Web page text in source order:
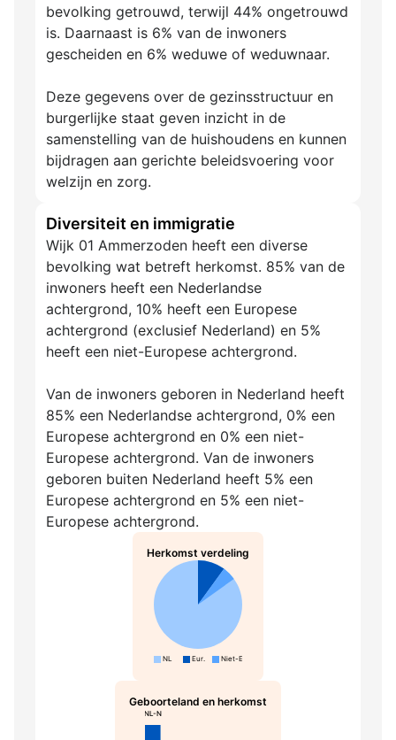
bevolking getrouwd, terwijl 44% ongetrouwd
is. Daarnaast is 6% van de inwoners
gescheiden en 6% weduwe of weduwnaar.
Deze gegevens over de gezinsstructuur en
burgerlijke staat geven inzicht in de
samenstelling van de huishoudens en kunnen
bijdragen aan gerichte beleidsvoering voor
welzijn en zorg.
Diversiteit en immigratie
Wijk 01 Ammerzoden heeft een diverse
bevolking wat betreft herkomst. 85% van de
inwoners heeft een Nederlandse
achtergrond, 10% heeft een Europese
achtergrond (exclusief Nederland) en 5%
heeft een niet-Europese achtergrond.
Van de inwoners geboren in Nederland heeft
85% een Nederlandse achtergrond, 0% een
Europese achtergrond en 0% een niet-
Europese achtergrond. Van de inwoners
geboren buiten Nederland heeft 5% een
Europese achtergrond en 5% een niet-
Europese achtergrond.
Herkomst verdeling
NL Eur. Niet-Eur.
Geboorteland en herkomst
NL-N